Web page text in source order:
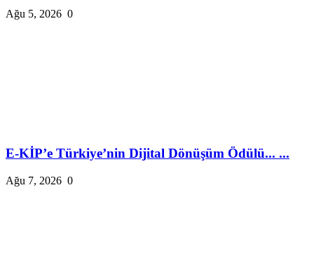
Ağu 5, 2026 0
E-KİP’e Türkiye’nin Dijital Dönüşüm Ödülü... ...
Ağu 7, 2026 0